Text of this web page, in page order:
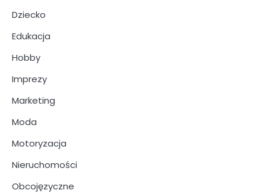
Dziecko
Edukacja
Hobby
Imprezy
Marketing
Moda
Motoryzacja
Nieruchomości
Obcojęzyczne